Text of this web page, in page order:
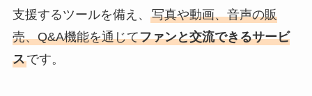
支援するツールを備え、 写真や動画、音声の販
売、Q&A機能を通じてファンと交流できるサービ
スです。